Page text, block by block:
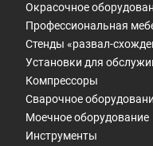
Окрасочное
Профессиональная
Стенды «развал-
Установки для
Компрессоры
Сварочное
Моечное оборудование
Инструменты